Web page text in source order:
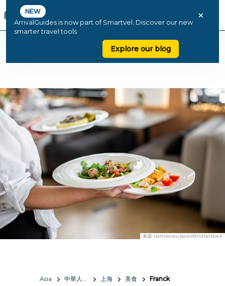
NEW
ArrivalGuides is now part of Smartvel. Discover our new
smarter travel tools
Explore our blog
×
来源:siamionau pavel/shutterstock
Asia 中華人民共和國 上海 美食 Franck